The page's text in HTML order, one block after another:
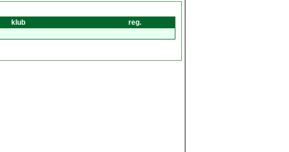
klub
reg.